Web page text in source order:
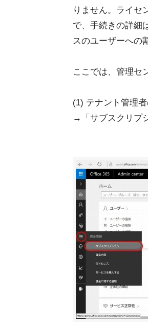
りません。ライセ
で、手続きの詳細
スのユーザーへの
ここでは、管理セ
(1) テナント管理
→「サブスクリプ